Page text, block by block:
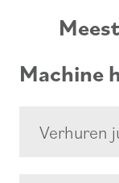
Machine
Verhuren